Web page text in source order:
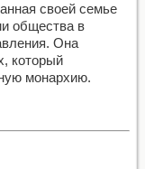
своей семье
общества в
Она
который
монархию.